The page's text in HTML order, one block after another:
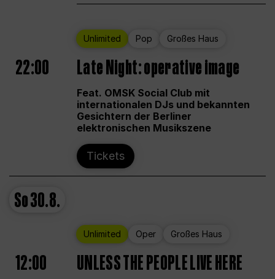
Unlimited Pop Großes Haus
22:00 Late Night: operative image
Feat. OMSK Social Club mit
internationalen DJs und bekannten
Gesichtern der Berliner
elektronischen Musikszene
Tickets
So30.8.
Unlimited Oper Großes Haus
12:00 UNLESS THE PEOPLE LIVE HERE